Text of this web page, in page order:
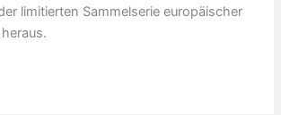
limitierten Sammelserie europäischer